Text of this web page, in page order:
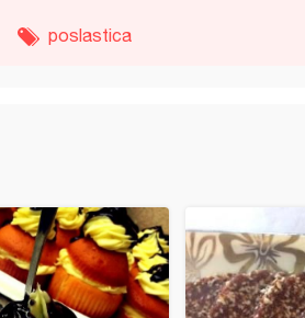
poslastica